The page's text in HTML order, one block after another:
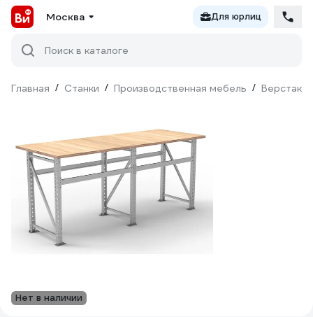
Москва Для юрлиц
Поиск в каталоге
Главная / Станки / Производственная мебель / Верстаки
Нет в наличии